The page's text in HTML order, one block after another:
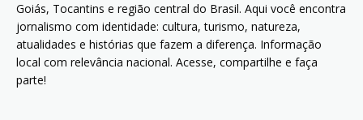
Goiás, Tocantins e região central do Brasil. Aqui você encontra
jornalismo com identidade: cultura, turismo, natureza,
atualidades e histórias que fazem a diferença. Informação
local com relevância nacional. Acesse, compartilhe e faça
parte!